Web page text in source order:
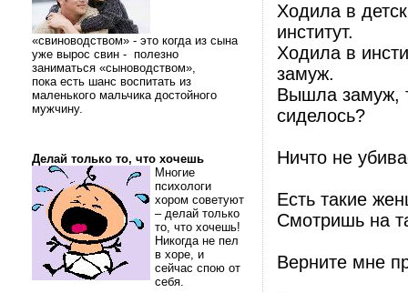
«свиноводством» - это когда из сына
уже вырос свин - полезно
заниматься «сыноводством»,
пока есть шанс воспитать из
маленького мальчика достойного
мужчину.
Делай только то, что хочешь
Многие
психологи
хором советуют
– делай только
то, что хочешь!
Никогда не пел
в хоре, и
сейчас спою от
себя.
Ходила в
институт.
Ходила в
замуж.
Вышла замуж,
сиделось?
Ничто не
Есть такие
Смотришь на
Верните мне